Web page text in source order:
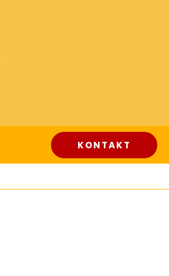
KONTAKT